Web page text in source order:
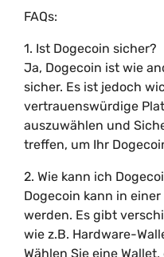
FAQs:
1. Ist Dogecoin sicher?
Ja, Dogecoin ist wie
sicher. Es ist jedoch
vertrauenswürdige
auszuwählen und
treffen, um Ihr
2. Wie kann ich
Dogecoin kann in
werden. Es gibt
wie z.B. Hardware-
Wählen Sie eine